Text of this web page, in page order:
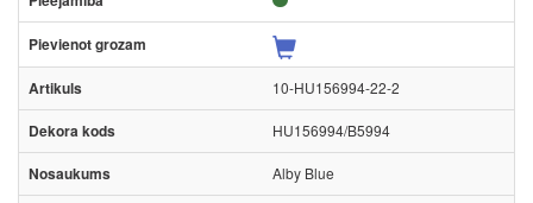
10-HU156994-22-2
HU156994/B5994
Alby Blue